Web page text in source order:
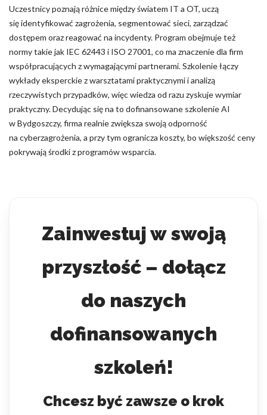
Uczestnicy poznają różnice między światem IT a OT, uczą
się identyfikować zagrożenia, segmentować sieci, zarządzać
dostępem oraz reagować na incydenty. Program obejmuje też
normy takie jak IEC 62443 i ISO 27001, co ma znaczenie dla firm
współpracujących z wymagającymi partnerami. Szkolenie łączy
wykłady eksperckie z warsztatami praktycznymi i analizą
rzeczywistych przypadków, więc wiedza od razu zyskuje wymiar
praktyczny. Decydując się na to dofinansowane szkolenie AI
w Bydgoszczy, firma realnie zwiększa swoją odporność
na cyberzagrożenia, a przy tym ogranicza koszty, bo większość ceny
pokrywają środki z programów wsparcia.
Zainwestuj w swoją
przyszłość – dołącz
do naszych
dofinansowanych
szkoleń!
Chcesz być zawsze o krok